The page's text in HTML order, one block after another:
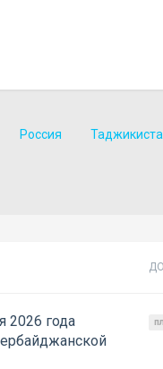
Россия
2026 года